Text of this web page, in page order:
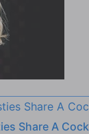
Share A Cock